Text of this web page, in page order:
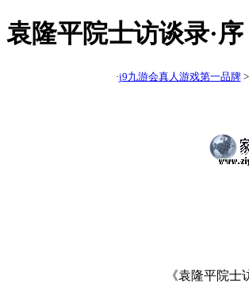
袁隆平院士访谈录·
·j9九游会真人游戏第一品牌
《袁隆平院士访